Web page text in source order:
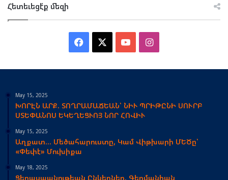
Հետեւեցէ՛ք մեզի
Facebook YouTubeInstagram
May 15, 2025
ԽՈՐԷՆ ԱՐՔ. ՏՈՂՐԱՄԱՃԵԱՆ՝ ՆԻՒ ՊՐԻԹԸՆԻ ՍՈՒՐԲ
ՍՏԵՓԱՆՈՍ ԵԿԵՂԵՑՒՈՅ ՆՈՐ ՀՈՎԻՒ
May 15, 2025
Աղքատ… Մեծահարուստը, Կամ Վիթխարի ՄԵԾը՝
«Փեփէ» Մուխիքա
May 18, 2025
Ցեղասպանութեան Ընկերներ. Գերմանիան